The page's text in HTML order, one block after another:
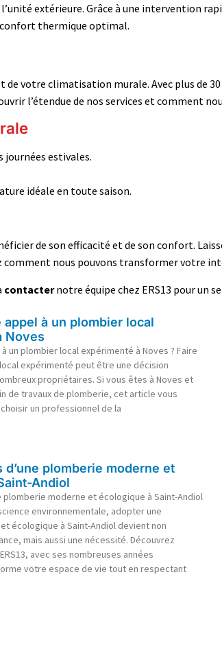
extérieure. Grâce à une intervention
thermique optimal.
votre climatisation murale. Avec plus de
l’étendue de nos services et comment
journées estivales.
idéale en toute saison.
de son efficacité et de son confort.
comment nous pouvons transformer votre
contacternotre équipe chez ERS13 pour un
à un plombier local
Noves
un plombier local expérimenté à Noves ? Faire
expérimenté peut être une décision
propriétaires. Si vous êtes à Noves et
de travaux de plomberie, cet article vous
un professionnel de la
d’une plomberie moderne et
Andiol
plomberie moderne et écologique à Saint-Andiol
environnementale, adopter une
écologique à Saint-Andiol devient non
mais aussi une nécessité. Découvrez
avec ses nombreuses années
votre espace de vie tout en respectant